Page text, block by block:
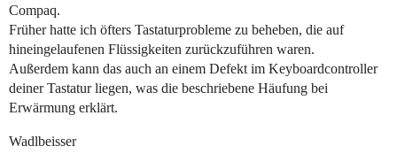
Compaq.
Früher hatte ich öfters Tastaturprobleme zu beheben, die auf
hineingelaufenen Flüssigkeiten zurückzuführen waren.
Außerdem kann das auch an einem Defekt im Keyboardcontroller
deiner Tastatur liegen, was die beschriebene Häufung bei
Erwärmung erklärt.
Wadlbeisser